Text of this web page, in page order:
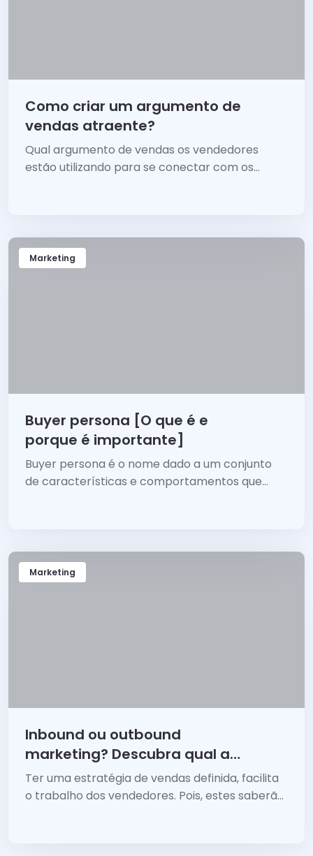
Como criar um argumento de
vendas atraente?
Qual argumento de vendas os vendedores
estão utilizando para se conectar com os...
Marketing
Buyer persona [O que é e
porque é importante]
Buyer persona é o nome dado a um conjunto
de características e comportamentos que
Marketing
Inbound ou outbound
marketing? Descubra qual a
melhor estratégia
Ter uma estratégia de vendas definida, facilita
o trabalho dos vendedores. Pois, estes saberão